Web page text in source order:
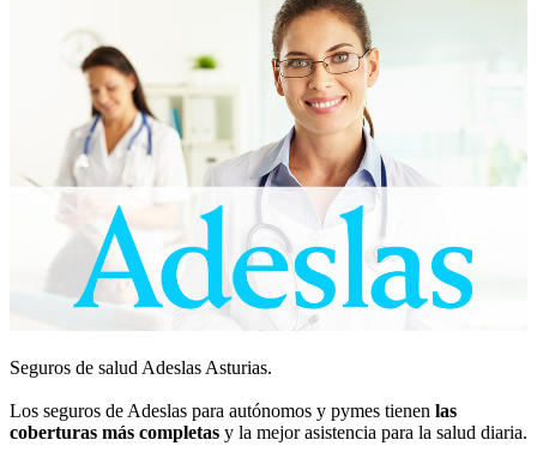
Seguros de salud Adeslas Asturias.
Los seguros de Adeslas para autónomos y pymes tienen las
coberturas más completas y la mejor asistencia para la salud diaria.